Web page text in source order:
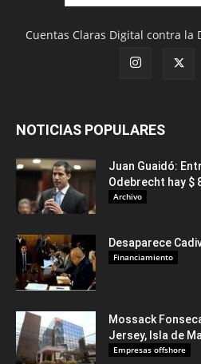
Cuentas Claras Digital contra la
NOTICIAS POPULARES
Juan Guaidó:
Odebrecht hay $
Archivo
Desaparece
Financiamiento
Mossack
Jersey, Isla de
Empresas offshore